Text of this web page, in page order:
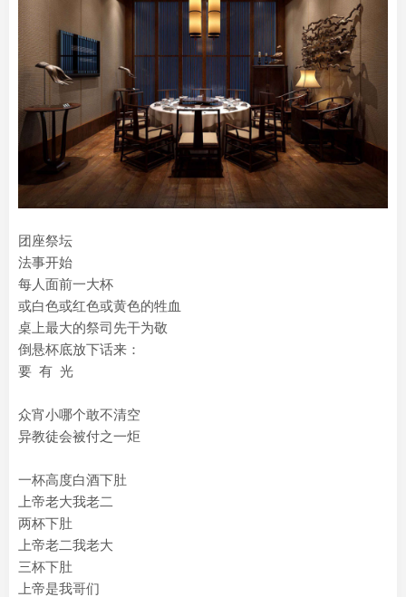
团座祭坛
法事开始
每人面前一大杯
或白色或红色或黄色的牲血
桌上最大的祭司先干为敬
倒悬杯底放下话来：
要 有 光
众宵小哪个敢不清空
异教徒会被付之一炬
一杯高度白酒下肚
上帝老大我老二
两杯下肚
上帝老二我老大
三杯下肚
上帝是我哥们